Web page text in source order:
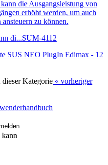
di...SUM-4112
NEO PlugIn Edimax - 12
dieser Kategorie « vorheriger
kann